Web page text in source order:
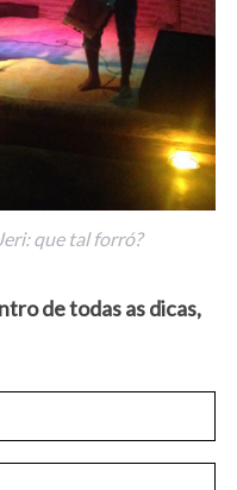
que tal forró?
de todas as dicas,